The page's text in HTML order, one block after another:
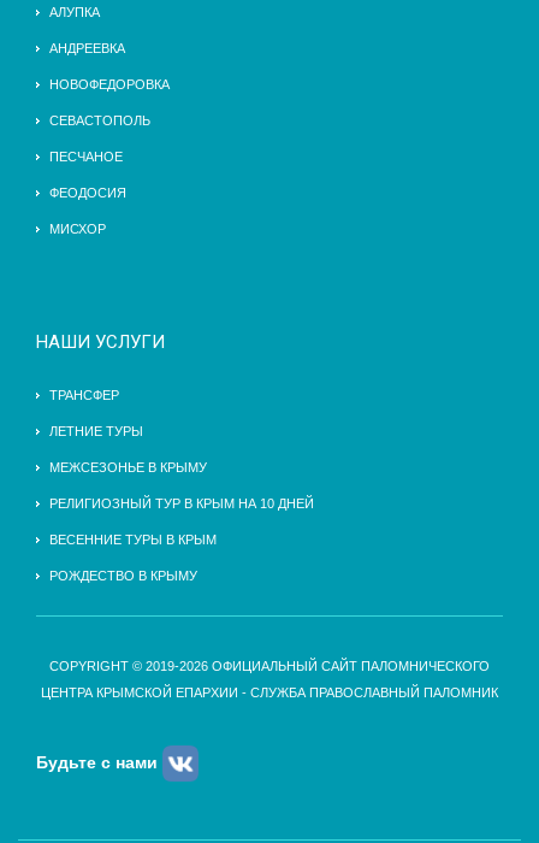
АЛУПКА
АНДРЕЕВКА
НОВОФЕДОРОВКА
СЕВАСТОПОЛЬ
ПЕСЧАНОЕ
ФЕОДОСИЯ
МИСХОР
НАШИ УСЛУГИ
ТРАНСФЕР
ЛЕТНИЕ ТУРЫ
МЕЖСЕЗОНЬЕ В КРЫМУ
РЕЛИГИОЗНЫЙ ТУР В КРЫМ НА 10 ДНЕЙ
ВЕСЕННИЕ ТУРЫ В КРЫМ
РОЖДЕСТВО В КРЫМУ
COPYRIGHT © 2019-2026 ОФИЦИАЛЬНЫЙ САЙТ ПАЛОМНИЧЕСКОГО
ЦЕНТРА КРЫМСКОЙ ЕПАРХИИ - СЛУЖБА ПРАВОСЛАВНЫЙ ПАЛОМНИК
Будьте с нами